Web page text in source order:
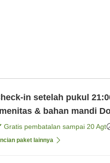
in setelah pukul
& bahan mandi Double, bebas asap rokok, parkir
(berdasarkan [Kamar
Gratis pembatalan sampai 20 Agt
paket lainnya